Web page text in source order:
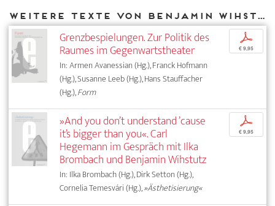
Weitere Texte von Benjamin Wihstutz bei DIAPHANES
Grenzbespielungen. Zur Politik des
Raumes im Gegenwartstheater
In: Armen Avanessian (Hg.), Franck Hofmann
(Hg.), Susanne Leeb (Hg.), Hans Stauffacher
(Hg.),Form
p
€ 9,95
»And you don’t understand ’cause
it’s bigger than you«. Carl
Hegemann im Gespräch mit Ilka
Brombach und Benjamin Wihstutz
In: Ilka Brombach (Hg.), Dirk Setton (Hg.),
Cornelia Temesvári (Hg.),»Ästhetisierung«
p
€ 9,95